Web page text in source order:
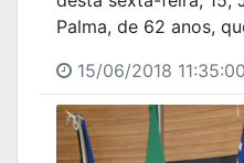
Palma, de 62 anos,
15/06/2018 11:35:00